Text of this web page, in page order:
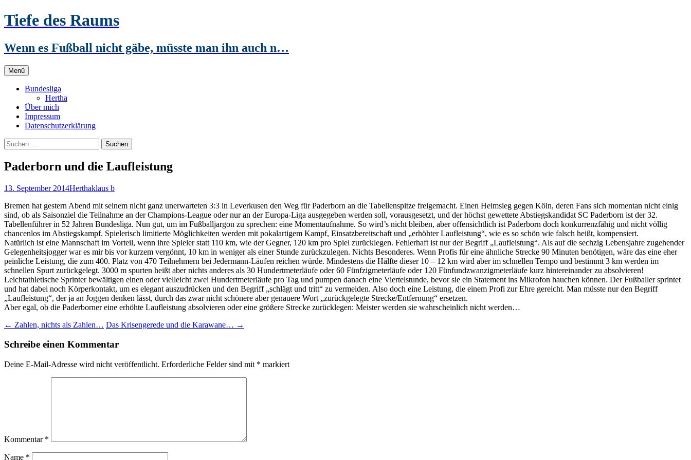
Zum
Inhalt
Tiefe des Raums
Wenn es Fußball nicht gäbe, müsste man ihn auch n…
Menü
Bundesliga
Hertha
Über mich
Impressum
Datenschutzerklärung
Suchen
nach:
Paderborn und die Laufleistung
13. September 2014Herthaklaus b
Bremen hat gestern Abend mit seinem nicht ganz unerwarteten 3:3 in Leverkusen den Weg für Paderborn an die Tabellenspitze freigemacht. Einen Heimsieg gegen Köln, deren Fans sich momentan nicht einig
sind, ob als Saisonziel die Teilnahme an der Champions-League oder nur an der Europa-Liga ausgegeben werden soll, vorausgesetzt, und der höchst gewettete Abstiegskandidat SC Paderborn ist der 32.
Tabellenführer in 52 Jahren Bundesliga. Nun gut, um im Fußballjargon zu sprechen: eine Momentaufnahme. So wird’s nicht bleiben, aber offensichtlich ist Paderborn doch konkurrenzfähig und nicht völlig
chancenlos im Abstiegskampf. Spielerisch limitierte Möglichkeiten werden mit pokalartigem Kampf, Einsatzbereitschaft und „erhöhter Laufleistung“, wie es so schön wie falsch heißt, kompensiert.
Natürlich ist eine Mannschaft im Vorteil, wenn ihre Spieler statt 110 km, wie der Gegner, 120 km pro Spiel zurücklegen. Fehlerhaft ist nur der Begriff „Laufleistung“. Als auf die sechzig Lebensjahre zugehender
Gelegenheitsjogger war es mir bis vor kurzem vergönnt, 10 km in weniger als einer Stunde zurückzulegen. Nichts Besonderes. Wenn Profis für eine ähnliche Strecke 90 Minuten benötigen, wäre das eine eher
peinliche Leistung, die zum 400. Platz von 470 Teilnehmern bei Jedermann-Läufen reichen würde. Mindestens die Hälfte dieser 10 – 12 km wird aber im schnellen Tempo und bestimmt 3 km werden im
schnellen Spurt zurückgelegt. 3000 m spurten heißt aber nichts anderes als 30 Hundertmeterläufe oder 60 Fünfzigmeterläufe oder 120 Fünfundzwanzigmeterläufe kurz hintereinander zu absolvieren!
Leichtathletische Sprinter bewältigen einen oder vielleicht zwei Hundertmeterläufe pro Tag und pumpen danach eine Viertelstunde, bevor sie ein Statement ins Mikrofon hauchen können. Der Fußballer sprintet
und hat dabei noch Körperkontakt, um es elegant auszudrücken und den Begriff „schlägt und tritt“ zu vermeiden. Also doch eine Leistung, die einem Profi zur Ehre gereicht. Man müsste nur den Begriff
„Laufleistung“, der ja an Joggen denken lässt, durch das zwar nicht schönere aber genauere Wort „zurückgelegte Strecke/Entfernung“ ersetzen.
Aber egal, ob die Paderborner eine erhöhte Laufleistung absolvieren oder eine größere Strecke zurücklegen: Meister werden sie wahrscheinlich nicht werden…
Beitragsnavigation
← Zahlen, nichts als Zahlen… Das Krisengerede und die Karawane… →
Schreibe einen Kommentar
Deine E-Mail-Adresse wird nicht veröffentlicht. Erforderliche Felder sind mit * markiert
Kommentar *
Name *